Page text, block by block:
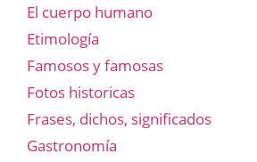
El cuerpo humano
Etimología
Famosos y famosas
Fotos historicas
Frases, dichos, significados
Gastronomía